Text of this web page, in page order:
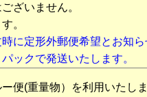
ざいません。
。
に定形外郵便希望とお知ら
ックで発送いたします。
便(重量物）を利用いたしま